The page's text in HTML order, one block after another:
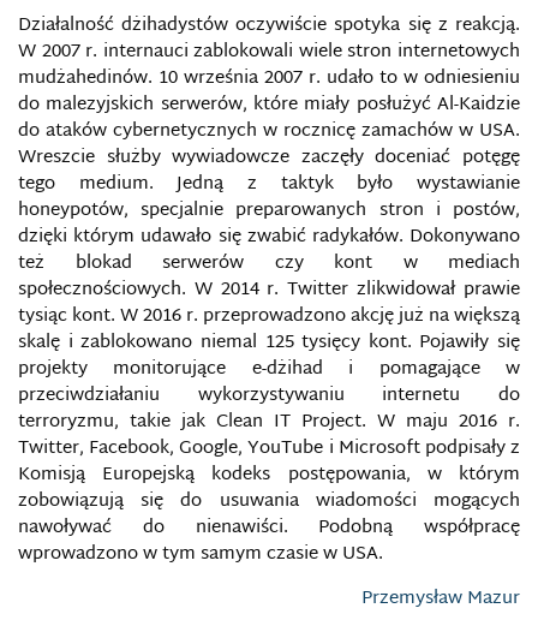
Działalność dżihadystów oczywiście spotyka się z reakcją.
W 2007 r. internauci zablokowali wiele stron internetowych
mudżahedinów. 10 września 2007 r. udało to w odniesieniu
do malezyjskich serwerów, które miały posłużyć Al-Kaidzie
do ataków cybernetycznych w rocznicę zamachów w USA.
Wreszcie służby wywiadowcze zaczęły doceniać potęgę
tego medium. Jedną z taktyk było wystawianie
honeypotów, specjalnie preparowanych stron i postów,
dzięki którym udawało się zwabić radykałów. Dokonywano
też blokad serwerów czy kont w mediach
społecznościowych. W 2014 r. Twitter zlikwidował prawie
tysiąc kont. W 2016 r. przeprowadzono akcję już na większą
skalę i zablokowano niemal 125 tysięcy kont. Pojawiły się
projekty monitorujące e-dżihad i pomagające w
przeciwdziałaniu wykorzystywaniu internetu do
terroryzmu, takie jak Clean IT Project. W maju 2016 r.
Twitter, Facebook, Google, YouTube i Microsoft podpisały z
Komisją Europejską kodeks postępowania, w którym
zobowiązują się do usuwania wiadomości mogących
nawoływać do nienawiści. Podobną współpracę
wprowadzono w tym samym czasie w USA.
Przemysław Mazur
CYBERSZPIEGOSTWO
CYBERTERRORYZM
CYBERWOJNA
CYBERZAGROŻENIA
CYFROWA KONWENCJA GENEWSKA
CYFROWE DANE GEOGRAFICZNE
CYFROWY ŻOŁNIERZ
DARK WEB
DARKNET
DEBUNK